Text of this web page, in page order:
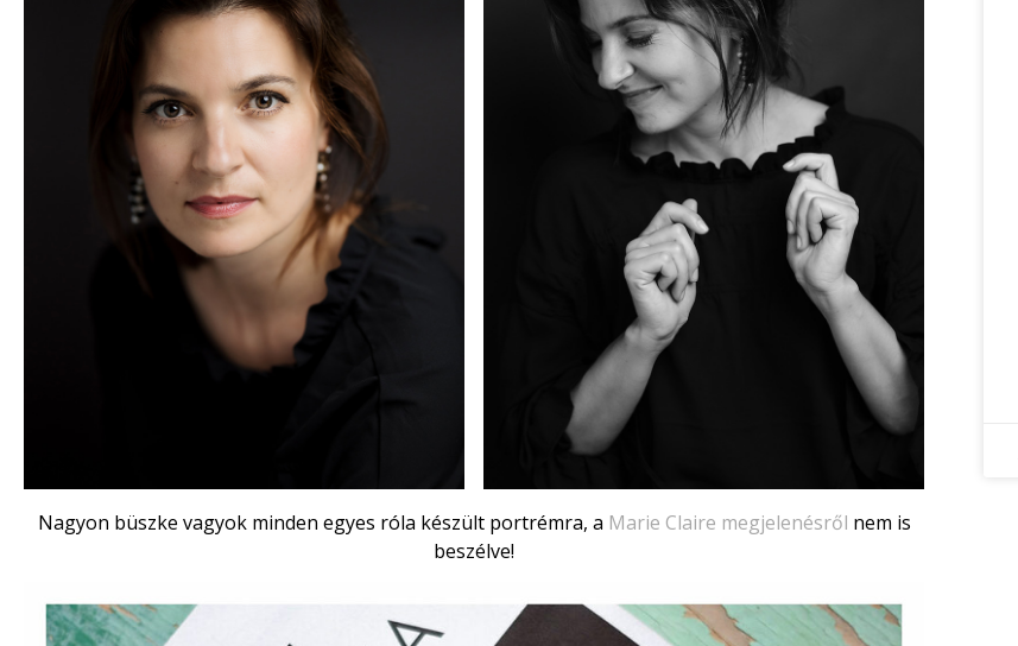
Nagyon büszke vagyok minden egyes róla készült portrémra, a Marie Claire megjelenésről nem is
beszélve!